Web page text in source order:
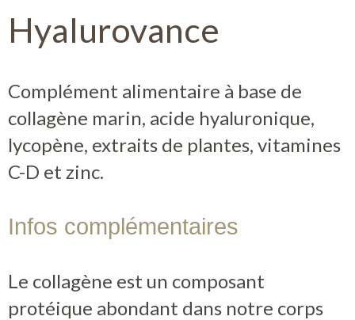
Hyalurovance
Complément alimentaire à base de
collagène marin, acide hyaluronique,
lycopène, extraits de plantes, vitamines
C-D et zinc.
Infos complémentaires
Le collagène est un composant
protéique abondant dans notre corps